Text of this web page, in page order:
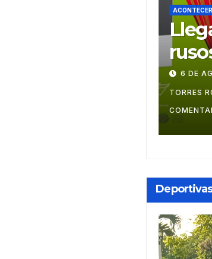
rusos para FILH2026